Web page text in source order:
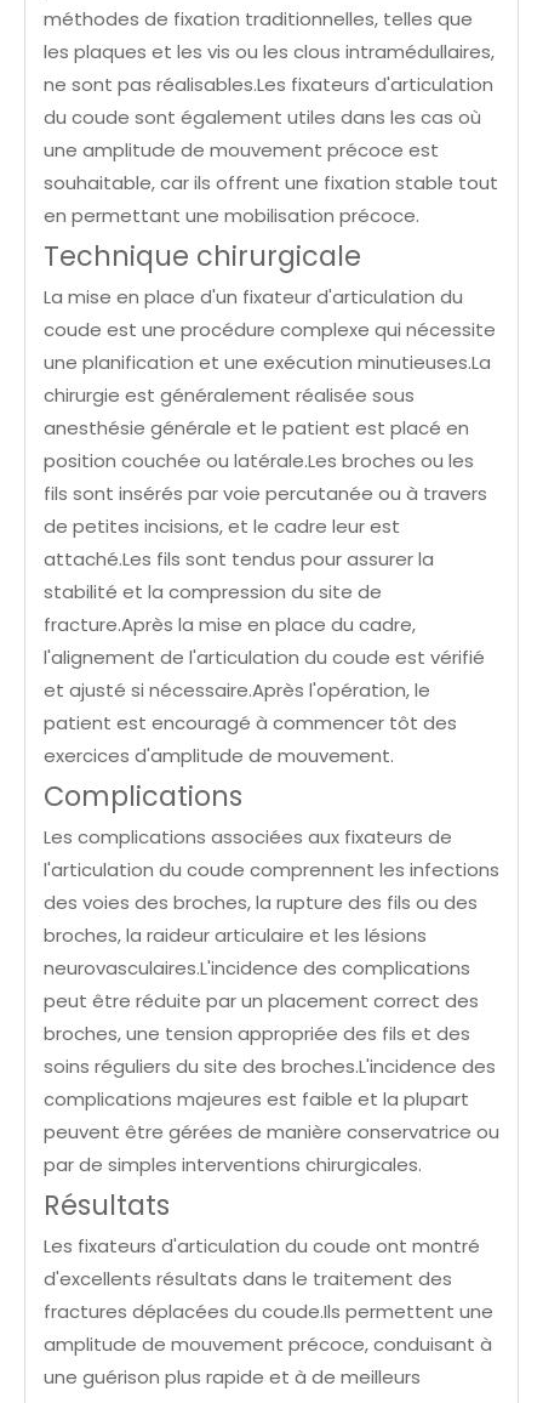
méthodes de fixation traditionnelles, telles que
les plaques et les vis ou les clous intramédullaires,
ne sont pas réalisables.Les fixateurs d'articulation
du coude sont également utiles dans les cas où
une amplitude de mouvement précoce est
souhaitable, car ils offrent une fixation stable tout
en permettant une mobilisation précoce.
Technique chirurgicale
La mise en place d'un fixateur d'articulation du
coude est une procédure complexe qui nécessite
une planification et une exécution minutieuses.La
chirurgie est généralement réalisée sous
anesthésie générale et le patient est placé en
position couchée ou latérale.Les broches ou les
fils sont insérés par voie percutanée ou à travers
de petites incisions, et le cadre leur est
attaché.Les fils sont tendus pour assurer la
stabilité et la compression du site de
fracture.Après la mise en place du cadre,
l'alignement de l'articulation du coude est vérifié
et ajusté si nécessaire.Après l'opération, le
patient est encouragé à commencer tôt des
exercices d'amplitude de mouvement.
Complications
Les complications associées aux fixateurs de
l'articulation du coude comprennent les infections
des voies des broches, la rupture des fils ou des
broches, la raideur articulaire et les lésions
neurovasculaires.L'incidence des complications
peut être réduite par un placement correct des
broches, une tension appropriée des fils et des
soins réguliers du site des broches.L'incidence des
complications majeures est faible et la plupart
peuvent être gérées de manière conservatrice ou
par de simples interventions chirurgicales.
Résultats
Les fixateurs d'articulation du coude ont montré
d'excellents résultats dans le traitement des
fractures déplacées du coude.Ils permettent une
amplitude de mouvement précoce, conduisant à
une guérison plus rapide et à de meilleurs